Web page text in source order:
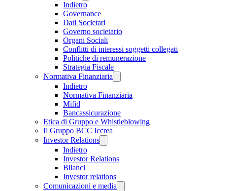
Indietro
Governance
Dati Societari
Governo societario
Organi Sociali
Conflitti di interessi soggetti collegati
Politiche di remunerazione
Strategia Fiscale
Normativa Finanziaria
Indietro
Normativa Finanziaria
Mifid
Bancassicurazione
Etica di Gruppo e Whistleblowing
Il Gruppo BCC Iccrea
Investor Relations
Indietro
Investor Relations
Bilanci
Investor relations
Comunicazioni e media